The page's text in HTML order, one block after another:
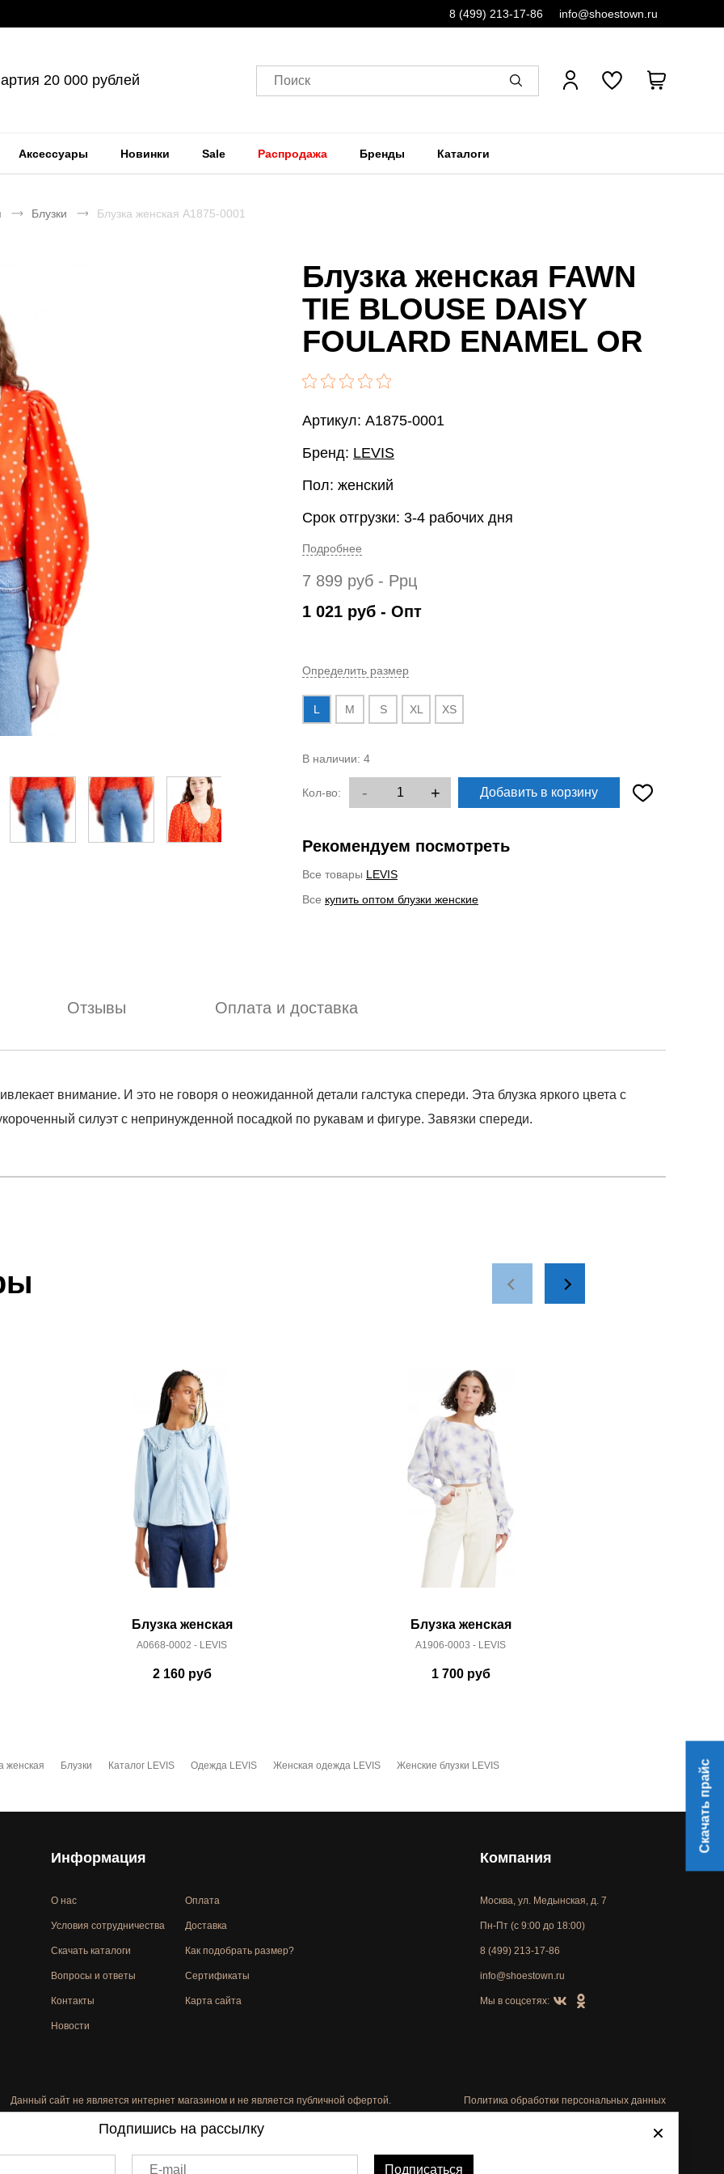
8 (499) 213-17-86 info@shoestown.ru
20 000 рублей Поиск
Аксессуары Новинки Sale Распродажа Бренды Каталоги
Блузки Блузка женская A1875-0001
Блузка женская FAWN
TIE BLOUSE DAISY
FOULARD ENAMEL OR
Артикул: A1875-0001
Бренд: LEVIS
Пол: женский
Срок отгрузки: 3-4 рабочих дня
Подробнее
7 899 руб - Ррц
1 021 руб - Опт
Определить размер
L M S XL XS
В наличии: 4
Кол-во: - + Добавить в корзину
Рекомендуем посмотреть
Все товары LEVIS
Все купить оптом блузки женские
Отзывы Оплата и доставка
внимание. И это не говоря о неожиданной детали галстука спереди. Эта блузка яркого цвета с
силуэт с непринужденной посадкой по рукавам и фигуре. Завязки спереди.
доставки
Блузка женская
A0668-0002 - LEVIS
2 160руб
Блузка женская
A1906-0003 - LEVIS
1 700руб
женская Блузки Каталог LEVIS Одежда LEVIS Женская одежда LEVIS Женские блузки LEVIS
Информация
О нас
Условия сотрудничества
Скачать каталоги
Вопросы и ответы
Контакты
Новости
Оплата
Доставка
Как подобрать размер?
Сертификаты
Карта сайта
Компания
Москва, ул. Медынская, д. 7
Пн-Пт (с 9:00 до 18:00)
8 (499) 213-17-86
info@shoestown.ru
Мы в соцсетях:
Данный сайт не является интернет магазином и не является публичной офертой. Политика обработки персональных данных
Автоматизировано -
Скачать прайс
Подпишись на рассылку
E-mail Подписаться